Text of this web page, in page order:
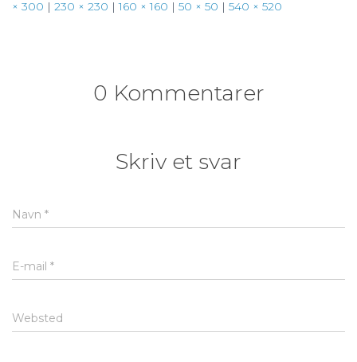
× 300 | 230 × 230 | 160 × 160 | 50 × 50 | 540 × 520
0 Kommentarer
Skriv et svar
Navn *
E-mail *
Websted